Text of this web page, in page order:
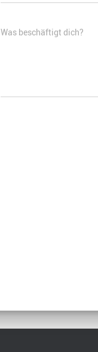
Was beschäftigt dich?